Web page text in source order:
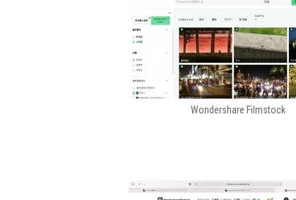
Wondershare Filmstock